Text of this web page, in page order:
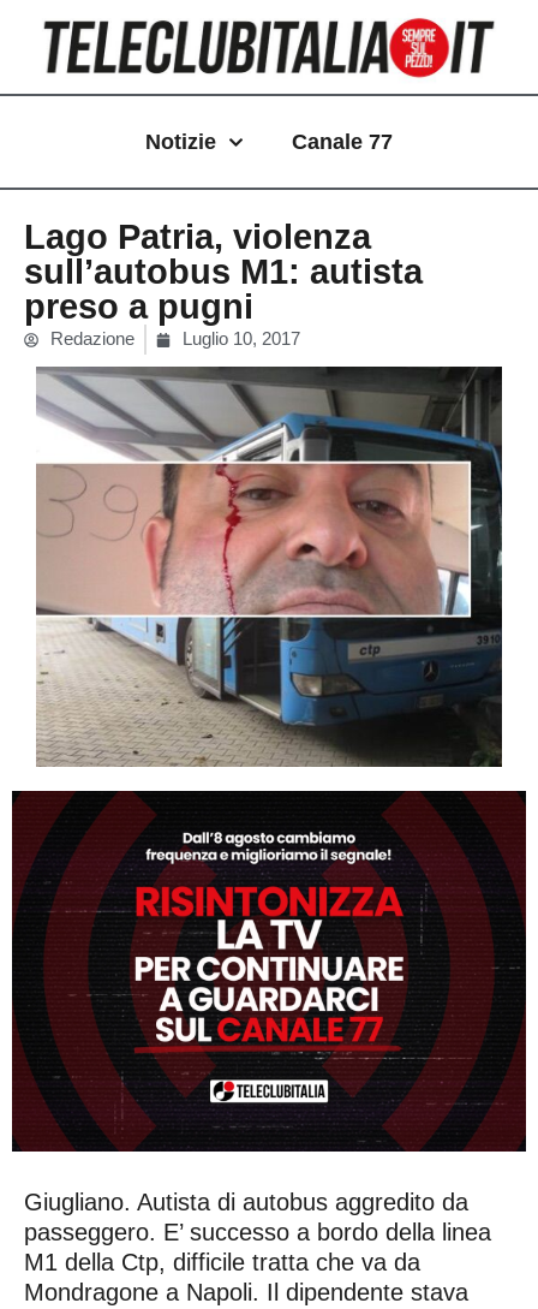
contenuto
Notizie Canale 77
Lago Patria, violenza
sull’autobus M1: autista
preso a pugni
Redazione Luglio 10, 2017
Giugliano. Autista di autobus aggredito da
passeggero. E’ successo a bordo della linea
M1 della Ctp, difficile tratta che va da
Mondragone a Napoli. Il dipendente stava